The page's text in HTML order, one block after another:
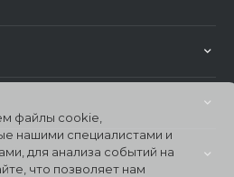
файлы cookie,
нашими специалистами и
для анализа событий на
что позволяет нам